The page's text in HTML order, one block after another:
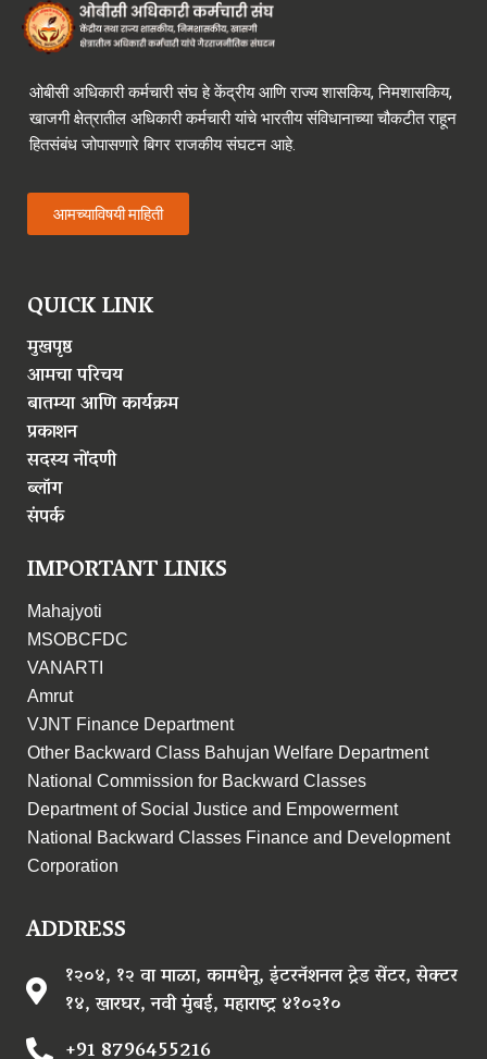
ओबीसी अधिकारी कर्मचारी संघ हे केंद्रीय आणि राज्य शासकिय, निमशासकिय,
खाजगी क्षेत्रातील अधिकारी कर्मचारी यांचे भारतीय संविधानाच्या चौकटीत राहून
हितसंबंध जोपासणारे बिगर राजकीय संघटन आहे.
आमच्याविषयी माहिती
QUICK LINK
मुखपृष्ठ
आमचा परिचय
बातम्या आणि कार्यक्रम
प्रकाशन
सदस्य नोंदणी
ब्लॉग
संपर्क
IMPORTANT LINKS
Mahajyoti
MSOBCFDC
VANARTI
Amrut
VJNT Finance Department
Other Backward Class Bahujan Welfare Department
National Commission for Backward Classes
Department of Social Justice and Empowerment
National Backward Classes Finance and Development
Corporation
ADDRESS
१२०४, १२ वा माळा, कामधेनू, इंटरनॅशनल ट्रेड सेंटर, सेक्टर
१४, खारघर, नवी मुंबई, महाराष्ट्र ४१०२१०
+91 8796455216